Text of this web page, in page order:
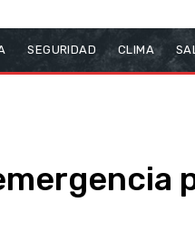
SEGURIDAD CLIMA